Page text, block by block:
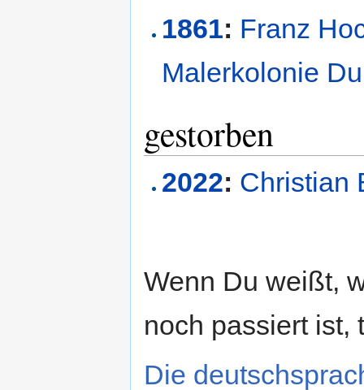
1861: Franz
Malerkolonie
gestorben
2022: Christian
Wenn Du weißt,
noch passiert
Die